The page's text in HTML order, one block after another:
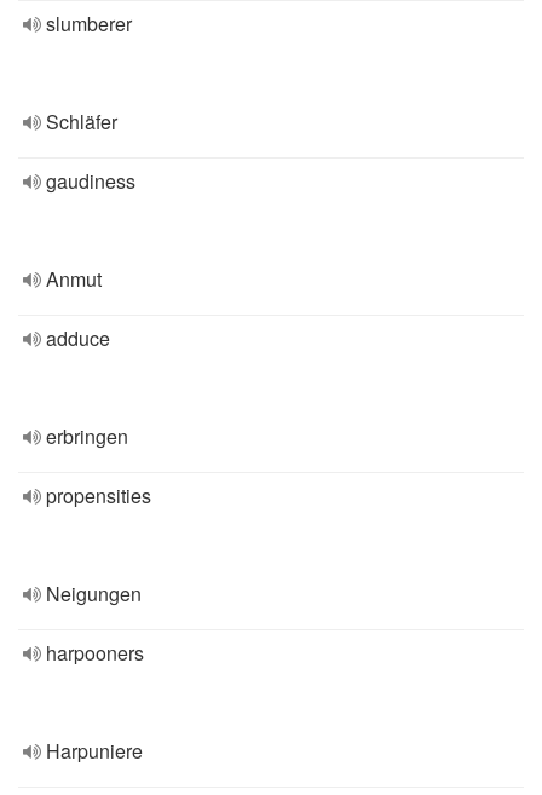
slumberer
Schläfer
gaudiness
Anmut
adduce
erbringen
propensities
Neigungen
harpooners
Harpuniere